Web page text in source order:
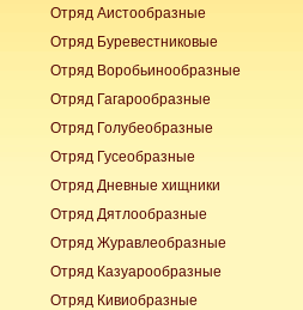
Отряд Аистообразные
Отряд Буревестниковые
Отряд Воробьинообразные
Отряд Гагарообразные
Отряд Голубеобразные
Отряд Гусеобразные
Отряд Дневные хищники
Отряд Дятлообразные
Отряд Журавлеобразные
Отряд Казуарообразные
Отряд Кивиобразные